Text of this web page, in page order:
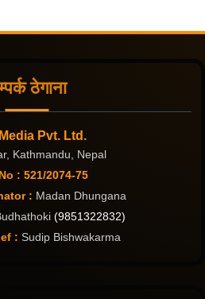
ठेगाना
Pvt. Ltd.
Kathmandu, Nepal
: 521/2074-75
: Madan Dhungana
(9851322832)
: Sudip Bishwakarma